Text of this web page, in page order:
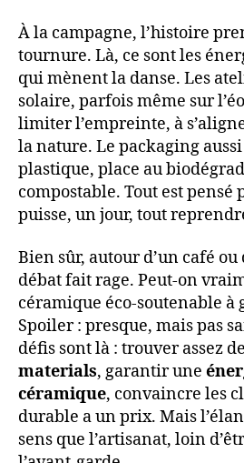
À la campagne, l’histoire
tournure. Là, ce sont les
qui mènent la danse. Les
solaire, parfois même sur
limiter l’empreinte, à
la nature. Le packaging
plastique, place au
compostable. Tout est pensé
puisse, un jour, tout
Bien sûr, autour d’un café ou
débat fait rage. Peut-on
céramique éco-soutenable à
Spoiler : presque, mais pas
défis sont là : trouver assez de
materials, garantir une
céramique, convaincre les
durable a un prix. Mais
sens que l’artisanat, loin